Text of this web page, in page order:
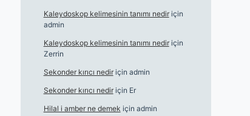
Kaleydoskop kelimesinin tanımı nediriçin
admin
Kaleydoskop kelimesinin tanımı nediriçin
Zerrin
Sekonder kırıcı nediriçin admin
Sekonder kırıcı nediriçin Er
Hilal i amber ne demek için admin